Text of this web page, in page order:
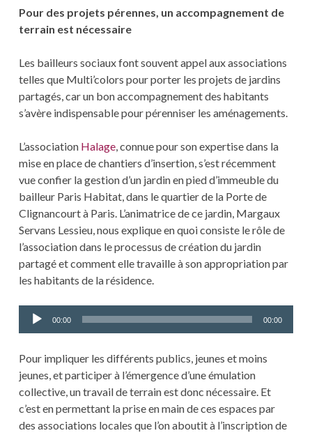
Pour des projets pérennes, un accompagnement de
terrain est nécessaire
Les bailleurs sociaux font souvent appel aux associations
telles que Multi’colors pour porter les projets de jardins
partagés, car un bon accompagnement des habitants
s’avère indispensable pour pérenniser les aménagements.
L’association Halage, connue pour son expertise dans la
mise en place de chantiers d’insertion, s’est récemment
vue confier la gestion d’un jardin en pied d’immeuble du
bailleur Paris Habitat, dans le quartier de la Porte de
Clignancourt à Paris. L’animatrice de ce jardin, Margaux
Servans Lessieu, nous explique en quoi consiste le rôle de
l’association dans le processus de création du jardin
partagé et comment elle travaille à son appropriation par
les habitants de la résidence.
Lecteur
00:00 00:00
Pour impliquer les différents publics, jeunes et moins
jeunes, et participer à l’émergence d’une émulation
collective, un travail de terrain est donc nécessaire. Et
c’est en permettant la prise en main de ces espaces par
des associations locales que l’on aboutit à l’inscription de